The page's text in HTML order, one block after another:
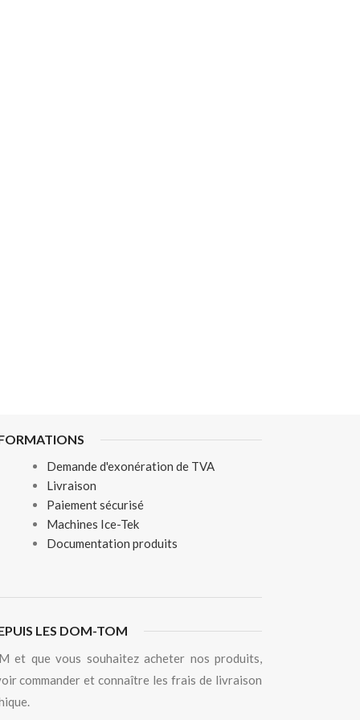
Demande d'exonération de TVA
Livraison
Paiement sécurisé
Machines Ice-Tek
Documentation produits
LES DOM-TOM
et que vous souhaitez acheter nos produits,
commander et connaître les frais de livraison